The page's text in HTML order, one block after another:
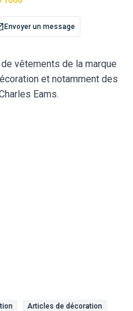
Envoyer un message
vêtements de la marque
et notamment des
Eams.
Articles de décoration